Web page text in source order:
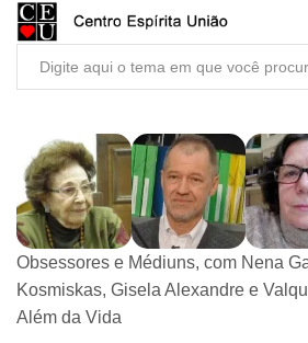
Search
Obsessores e Médiuns, com Nena
Kosmiskas, Gisela Alexandre e
Além da Vida